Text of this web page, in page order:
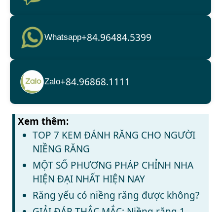
Whatsapp+84.96484.5399
Zalo+84.96868.1111
Xem thêm:
TOP 7 KEM ĐÁNH RĂNG CHO NGƯỜI
NIỀNG RĂNG
MỘT SỐ PHƯƠNG PHÁP CHỈNH NHA
HIỆN ĐẠI NHẤT HIỆN NAY
Răng yếu có niềng răng được không?